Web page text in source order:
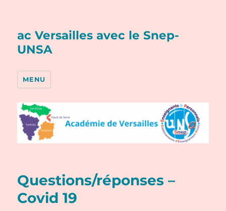
ac Versailles avec le Snep-
UNSA
MENU
Questions/réponses –
Covid 19